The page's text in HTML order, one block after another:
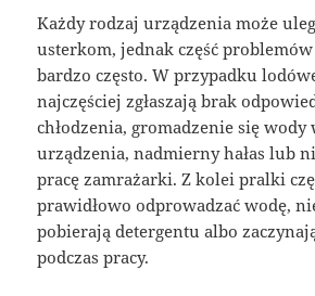
Każdy rodzaj urządzenia może
usterkom, jednak część
bardzo często. W przypadku
najczęściej zgłaszają brak
chłodzenia, gromadzenie się wody
urządzenia, nadmierny hałas lub
pracę zamrażarki. Z kolei pralki
prawidłowo odprowadzać wodę,
pobierają detergentu albo
podczas pracy.